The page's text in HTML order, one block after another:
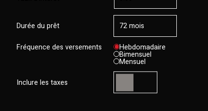
Durée du prêt
Fréquence des versements Hebdomadaire
Bimensuel
Mensuel
Inclure les taxes